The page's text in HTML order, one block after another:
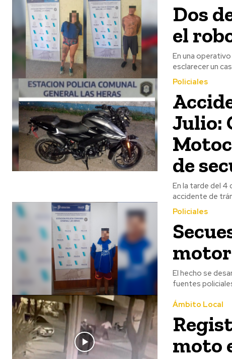
Dos
el
En una
esclarecer un
Policiales
Julio:
de
En la tarde del 4
accidente de
Policiales
El hecho se
fuentes
Ámbito Local
moto